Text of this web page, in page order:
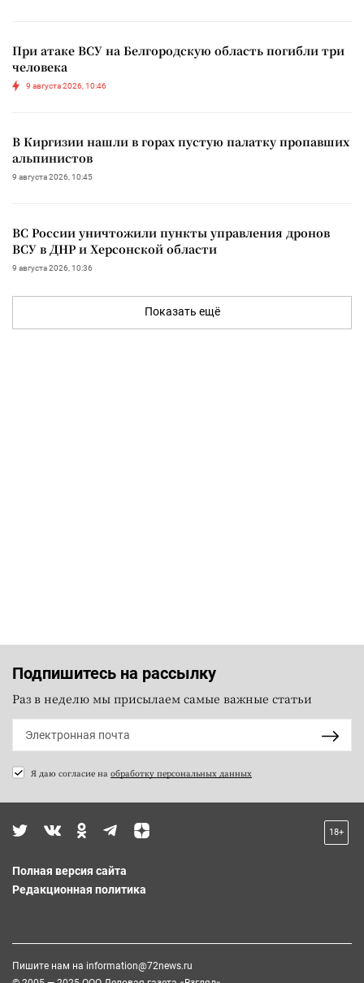
При атаке ВСУ на Белгородскую область погибли три
человека
9 августа 2026, 10:46
В Киргизии нашли в горах пустую палатку пропавших
альпинистов
9 августа 2026, 10:45
ВС России уничтожили пункты управления дронов
ВСУ в ДНР и Херсонской области
9 августа 2026, 10:36
Показать ещё
Подпишитесь на рассылку
Раз в неделю мы присылаем самые важные статьи
Я даю согласие на обработку персональных данных
18+
Полная версия сайта
Редакционная политика
Пишите нам на information@72news.ru